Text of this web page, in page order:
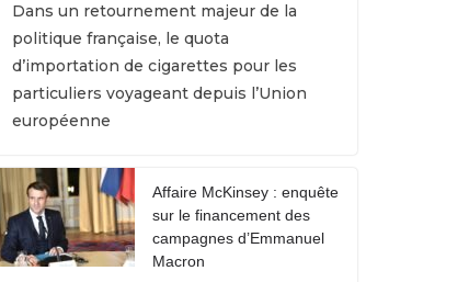
Dans un retournement majeur de la
politique française, le quota
d’importation de cigarettes pour les
particuliers voyageant depuis l’Union
européenne
Affaire McKinsey : enquête
sur le financement des
campagnes d’Emmanuel
Macron